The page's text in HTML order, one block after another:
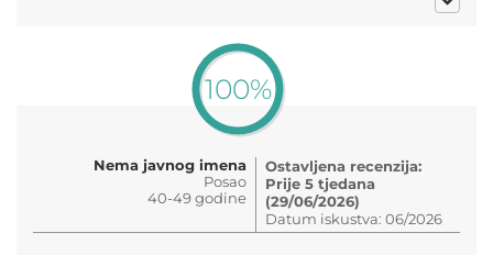
100%
Nema javnog imena
Posao
40-49 godine
Ostavljena recenzija:
Prije 5 tjedana
(29/06/2026)
Datum iskustva: 06/2026